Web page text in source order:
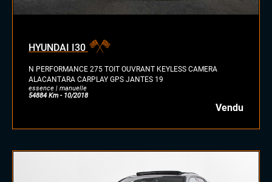
HYUNDAI I30
N PERFORMANCE 275 TOIT OUVRANT KEYLESS CAMERA
ALACANTARA CARPLAY GPS JANTES 19
essence | manuelle
54884 Km - 10/2018
Vendu